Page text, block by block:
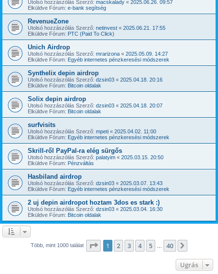
Utolsó hozzászólás Szerző: macskalady « 2025.06.26. 09:57
Elküldve Fórum: e-bank segítség
RevenueZone
Utolsó hozzászólás Szerző: netinvest « 2025.06.21. 17:55
Elküldve Fórum: PTC (Paid To Click)
Unich Airdrop
Utolsó hozzászólás Szerző: mrarizona « 2025.05.09. 14:27
Elküldve Fórum: Egyéb internetes pénzkeresési módszerek
Synthelix depin airdrop
Utolsó hozzászólás Szerző: dzsin03 « 2025.04.18. 20:16
Elküldve Fórum: Bitcoin oldalak
Solix depin airdrop
Utolsó hozzászólás Szerző: dzsin03 « 2025.04.18. 20:07
Elküldve Fórum: Bitcoin oldalak
surfvisits
Utolsó hozzászólás Szerző: mpeti « 2025.04.02. 11:00
Elküldve Fórum: Egyéb internetes pénzkeresési módszerek
Skrill-ről PayPal-ra elég sürgős
Utolsó hozzászólás Szerző: palatyim « 2025.03.15. 20:50
Elküldve Fórum: Pénzváltás
Hasbiland airdrop
Utolsó hozzászólás Szerző: dzsin03 « 2025.03.07. 13:43
Elküldve Fórum: Egyéb internetes pénzkeresési módszerek
2 uj depin airdropot hoztam 3dos es stark :)
Utolsó hozzászólás Szerző: dzsin03 « 2025.03.04. 16:30
Elküldve Fórum: Bitcoin oldalak
Több, mint 1000 találat Oldal:1 40
1 2 3 4 5 40
Ugrás